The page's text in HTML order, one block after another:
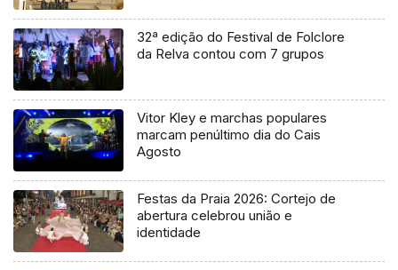
32ª edição do Festival de Folclore
da Relva contou com 7 grupos
Vitor Kley e marchas populares
marcam penúltimo dia do Cais
Agosto
Festas da Praia 2026: Cortejo de
abertura celebrou união e
identidade